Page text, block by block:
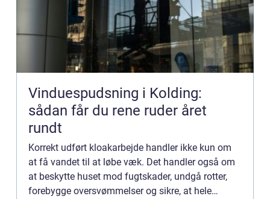
Vinduespudsning i Kolding:
sådan får du rene ruder året
rundt
Korrekt udført kloakarbejde handler ikke kun om
at få vandet til at løbe væk. Det handler også om
at beskytte huset mod fugtskader, undgå rotter,
forebygge oversvømmelser og sikre, at hele